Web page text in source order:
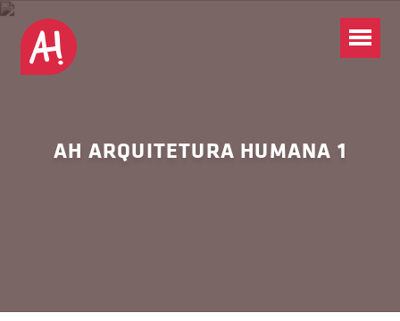
AH ARQUITETURA HUMANA 1